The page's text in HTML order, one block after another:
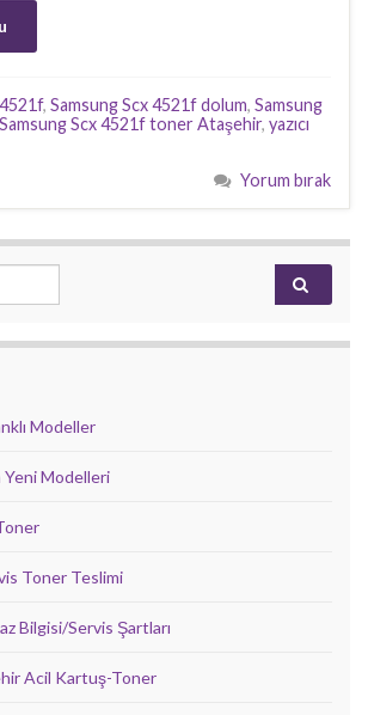
, Samsung Scx 4521f dolum, Samsung
Samsung Scx 4521f toner Ataşehir, yazıcı
Yorum bırak
Modeller
Yeni Modelleri
Toner Teslimi
Bilgisi/Servis Şartları
Acil Kartuş-Toner